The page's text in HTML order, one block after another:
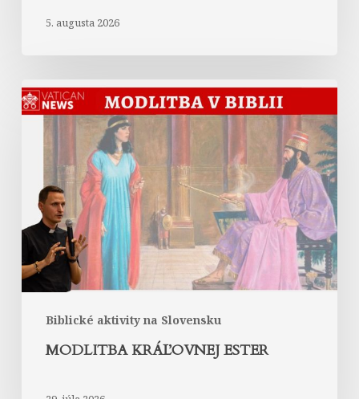
5. augusta 2026
Biblické aktivity na Slovensku
Modlitba
kráľovnej
Ester
MODLITBA KRÁĽOVNEJ ESTER